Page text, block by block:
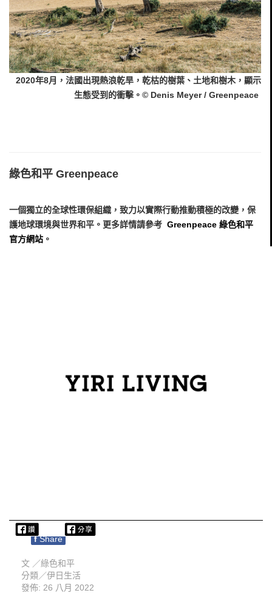
2020年8月，法國出現熱浪乾旱，乾枯的樹葉、土地和樹木，顯示
生態受到的衝擊。© Denis Meyer / Greenpeace
綠色和平 Greenpeace
一個獨立的全球性環保組織，致力以實際行動推動積極的改變，保
護地球環境與世界和平。更多詳情請參考 Greenpeace 綠色和平
官方網站 。
f Share
文 ／綠色和平
分類／伊日生活
發佈: 26 八月 2022